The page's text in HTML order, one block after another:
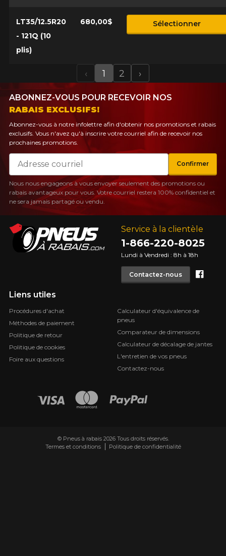
LT35/12.5R20
- 121Q (10
plis)
680,00$ Sélectionner
Previous
‹ 1 2 Next
›
Service à la clientèle
1-866-220-8025
Lundi à Vendredi : 8h à 18h
Contactez-nous
Liens utiles
Procédures d'achat
Méthodes de paiement
Politique de retour
Politique de cookies
Foire aux questions
Calculateur d'équivalence de
pneus
Comparateur de dimensions
Calculateur de décalage de jantes
L'entretien de vos pneus
Contactez-nous
ABONNEZ-VOUS POUR RECEVOIR NOS
RABAIS EXCLUSIFS!
Abonnez-vous à notre infolettre afin d'obtenir nos promotions et rabais
exclusifs. Vous n'avez qu'à inscrire votre courriel afin de recevoir nos
prochaines promotions.
Courriel
Confirmer
Nous nous engageons à vous envoyer seulement des promotions ou
rabais avantageux pour vous. Votre courriel restera 100% confidentiel et
ne sera jamais partagé ou vendu.
© Pneus à rabais 2026 Tous droits réservés.
Termes et conditions
Politique de confidentialité